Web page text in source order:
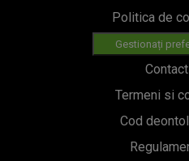
Politica de
Gestionați
Contact
Termeni si
Cod